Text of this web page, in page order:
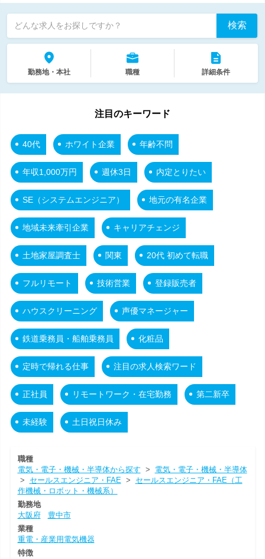
どんな求人をお探しですか？ 検索
勤務地・本社 職種 詳細条件
注目のキーワード
40代 ホワイト企業 年齢不問
年収1,000万円 週休3日 内定とりたい
SE（システムエンジニア） 地元の有名企業
地域未来牽引企業 キャリアチェンジ
土地家屋調査士 関東 20代 初めて転職
フルリモート 技術営業 登録販売者
ハウスクリーニング 声優マネージャー
鉄道乗務員・船舶乗務員 化粧品
定時で帰れる仕事 注目の求人検索ワード
正社員 リモートワーク・在宅勤務 第二新卒
未経験 土日祝日休み
職種
電気・電子・機械・半導体から探す > 電気・電子・機械・半導体
> セールスエンジニア・FAE > セールスエンジニア・FAE（工
作機械・ロボット・機械系）
勤務地
大阪府
豊中市
業種
重電・産業用電気機器
特徴